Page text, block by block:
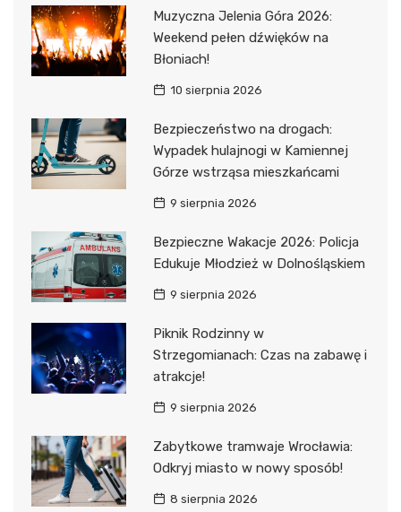
Muzyczna Jelenia Góra 2026:
Weekend pełen dźwięków na
Błoniach!
10 sierpnia 2026
Bezpieczeństwo na drogach:
Wypadek hulajnogi w Kamiennej
Górze wstrząsa mieszkańcami
9 sierpnia 2026
Bezpieczne Wakacje 2026: Policja
Edukuje Młodzież w Dolnośląskiem
9 sierpnia 2026
Piknik Rodzinny w
Strzegomianach: Czas na zabawę i
atrakcje!
9 sierpnia 2026
Zabytkowe tramwaje Wrocławia:
Odkryj miasto w nowy sposób!
8 sierpnia 2026